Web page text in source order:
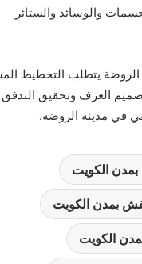
والوسائد والستائر
الروضة يتطلب التخطيط
الغرف وتحقيق التدفق
في مدينة الروضة.
بمدن الكويت
بمدن الكويت
الكويت